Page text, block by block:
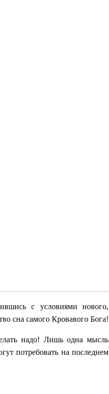
с условиями нового,
сна самого Кровавого Бога!
надо! Лишь одна мысль
потребовать на последнем